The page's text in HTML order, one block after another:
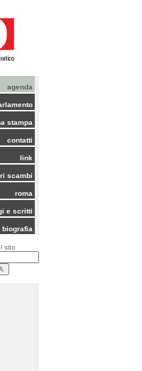
agenda
stampa
contatti
link
scambi
roma
e scritti
biografia
sito